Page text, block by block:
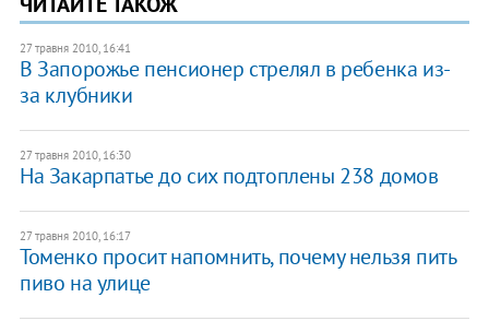
27 травня 2010, 16:41
В Запорожье пенсионер стрелял в ребенка из-
за клубники
27 травня 2010, 16:30
На Закарпатье до сих подтоплены 238 домов
27 травня 2010, 16:17
Томенко просит напомнить, почему нельзя пить
пиво на улице